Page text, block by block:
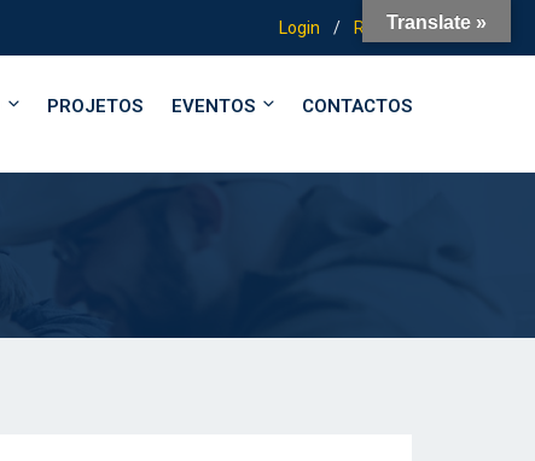
Login / Registo
PROJETOS EVENTOS CONTACTOS
Translate »